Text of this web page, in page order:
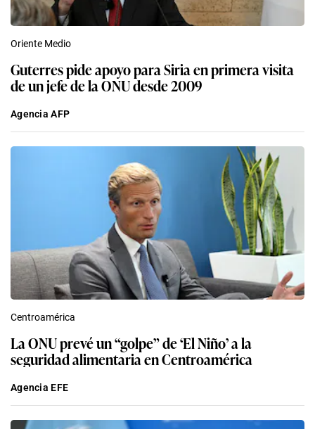
Oriente Medio
Guterres pide apoyo para Siria en primera visita
de un jefe de la ONU desde 2009
Agencia AFP
Centroamérica
La ONU prevé un “golpe” de ‘El Niño’ a la
seguridad alimentaria en Centroamérica
Agencia EFE